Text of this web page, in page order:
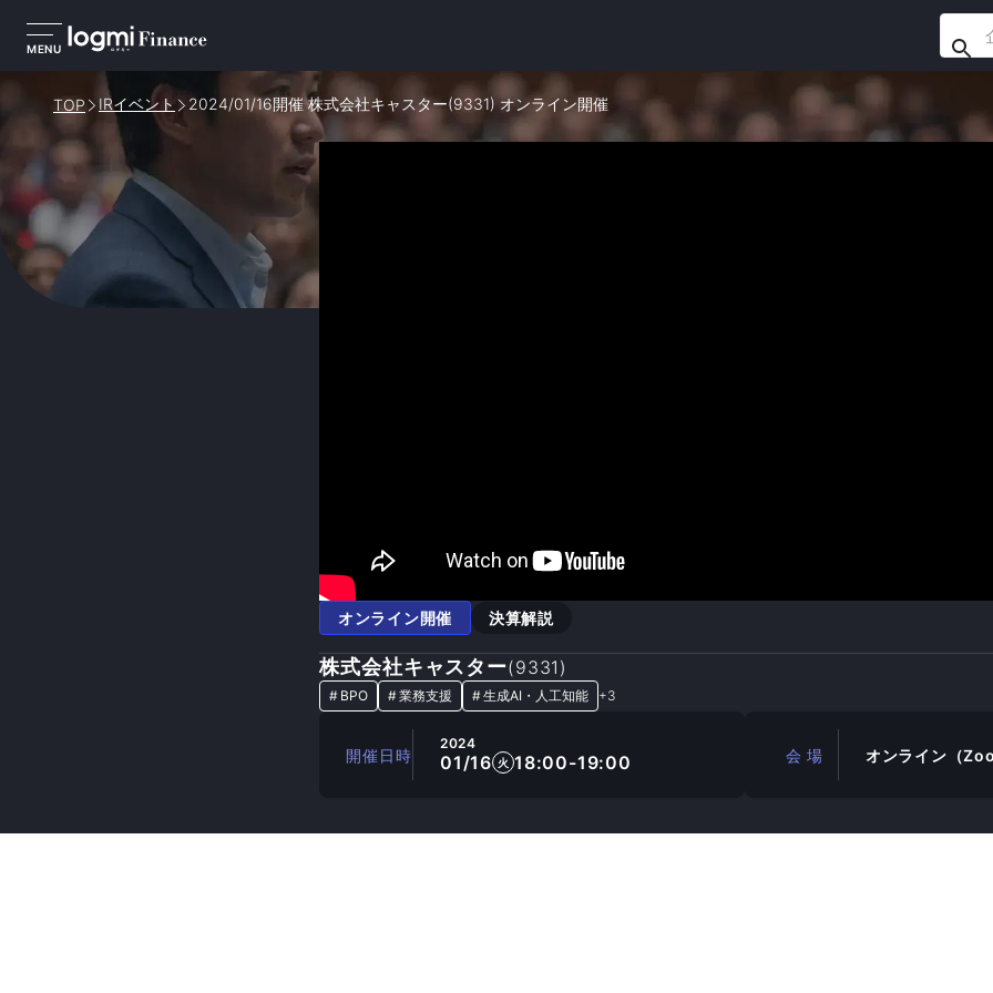
MENU
TOP IRイベント 2024/01/16開催 株式会社キャスター(9331) オンライン開催
オンライン開催 決算解説
株式会社キャスター(9331 )
# BPO #業務支援 #生成AI・人工知能 +3
開催日時
2024
01/16 火 18:00-19:00 会 場 オンライン（